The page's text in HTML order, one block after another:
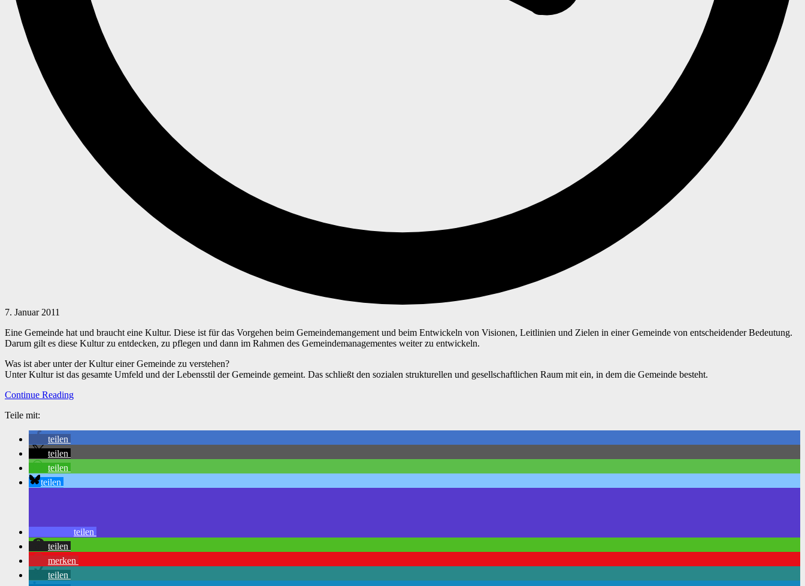
7. Januar 2011
Eine Gemeinde hat und braucht eine Kultur. Diese ist für das Vorgehen beim Gemeindemangement und beim Entwickeln von Visionen, Leitlinien und Zielen in einer Gemeinde von entscheidender Bedeutung.
Darum gilt es diese Kultur zu entdecken, zu pflegen und dann im Rahmen des Gemeindemanagementes weiter zu entwickeln.
Was ist aber unter der Kultur einer Gemeinde zu verstehen?
Unter Kultur ist das gesamte Umfeld und der Lebensstil der Gemeinde gemeint. Das schließt den sozialen strukturellen und gesellschaftlichen Raum mit ein, in dem die Gemeinde besteht.
Continue Reading
Teile mit:
teilen
teilen
teilen
teilen
teilen
teilen
merken
teilen